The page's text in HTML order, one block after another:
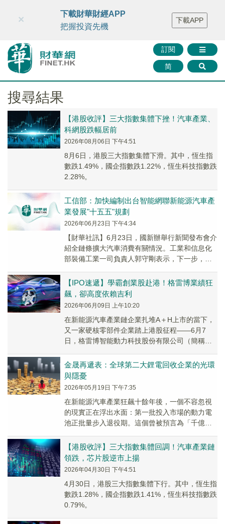
財華智庫網 FINTV FINMETA 財華證券 媒體矩陣
智庫沙龍
聯絡我們
訂閱
简
×
下載財華財經APP
把握投資先機
下載APP
搜尋結果
【港股收評】三大指數集體下挫！汽車產業、
科網股跌幅居前
2026年08月06日 下午4:51
8月6日，港股三大指數集體下滑。其中，恆生指
數跌1.49%，國企指數跌1.22%，恆生科技指數跌
2.28%。
工信部：加快編制出台智能網聯新能源汽車產
業發展"十五五"規劃
2026年06月23日 下午4:34
【財華社訊】6月23日，國新辦舉行新聞發布會介
紹全鏈條擴大汽車消費有關情況。工業和信息化
部裝備工業一司負責人郭守剛表示，下一步，將
編制出...
【IPO速遞】學霸創業股赴港！格雷博業績狂
飆，卻高度依賴吉利
2026年06月09日 上午10:20
在新能源汽車產業鏈企業扎堆A＋H上市的當下，
又一家硬核零部件企業踏上港股征程——6月7
日，格雷博智能動力科技股份有限公司（簡稱
司擔任獨家保薦。
金晟再遞表：全球第二大鋰電回收企業的光環
與隱憂
2026年05月19日 下午7:35
在新能源汽車產業狂飆十餘年後，一個不容忽視
的現實正在浮出水面：第一批投入市場的動力電
池正批量步入退役期。這個曾被預言為「千億藍
時刻。
【港股收評】三大指數集體回調！汽車產業鏈
領跌，芯片股逆市上揚
2026年04月30日 下午4:51
4月30日，港股三大指數集體下行。其中，恆生指
數跌1.28%，國企指數跌1.41%，恆生科技指數跌
0.79%。